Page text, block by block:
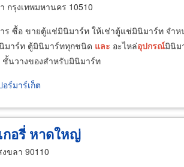
กรุงเทพมหานคร 10510
ร ซื้อ ขายตู้แช่มินิมาร์ท ให้เช่าตู้แช่มินิมาร์ท จำ
มาร์ท ตู้มินิมาร์ททุกชนิด และ อะไหล่อุปกรณ์มินิม
ชั้นวางของสำหรับมินิมาร์ท
ร์มาร์เก็ต
กอรี่ หาดใหญ่
ขลา 90110